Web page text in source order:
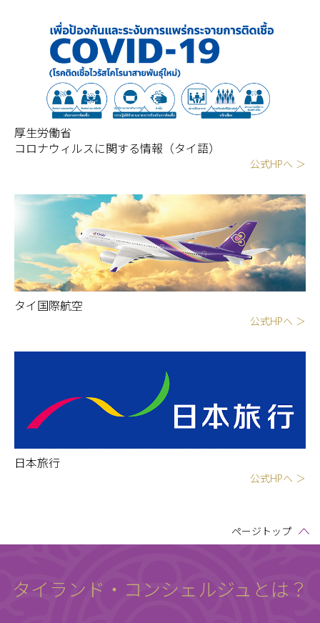
厚生労働省
コロナウィルスに関する情報（タイ語）
公式HPへ ＞
タイ国際航空
公式HPへ ＞
日本旅行
公式HPへ ＞
ページトップ
タイランド・コンシェルジュとは？